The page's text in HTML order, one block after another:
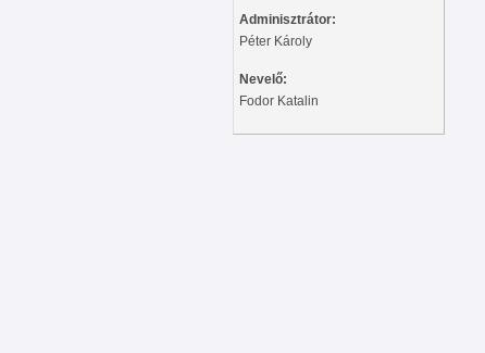
Adminisztrátor:
Péter Károly
Nevelő:
Fodor Katalin